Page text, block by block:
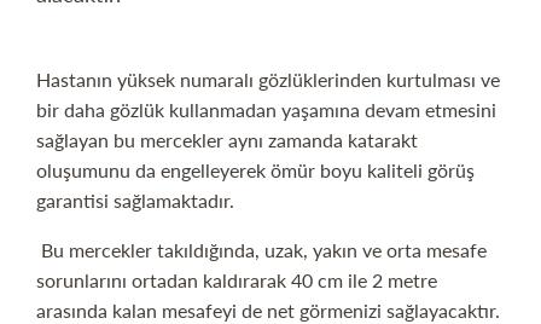
Hastanın yüksek numaralı gözlüklerinden kurtulması ve
bir daha gözlük kullanmadan yaşamına devam etmesini
sağlayan bu mercekler aynı zamanda katarakt
oluşumunu da engelleyerek ömür boyu kaliteli görüş
garantisi sağlamaktadır.
Bu mercekler takıldığında, uzak, yakın ve orta mesafe
sorunlarını ortadan kaldırarak 40 cm ile 2 metre
arasında kalan mesafeyi de net görmenizi sağlayacaktır.